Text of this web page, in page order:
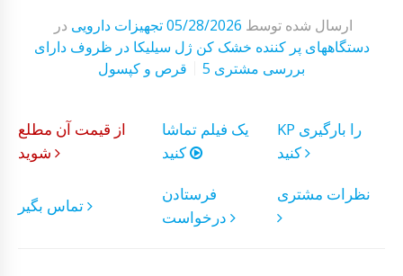
ارسال شده توسط 05/28/2026تجهیزات دارویی در
دستگاههای پر کننده خشک کن ژل سیلیکا در ظروف دارای
قرص و کپسول
5 بررسی مشتری
از قیمت آن مطلع
یک فیلم تماشا
KP را بارگیری
فرستادن
نظرات مشتری